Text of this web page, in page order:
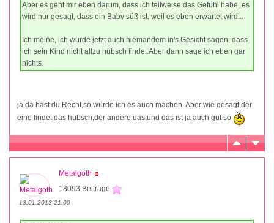
Aber es geht mir eben darum, dass ich teilweise das Gefühl habe, es
wird nur gesagt, dass ein Baby süß ist, weil es eben erwartet wird...
Ich meine, ich würde jetzt auch niemandem in's Gesicht sagen, dass
ich sein Kind nicht allzu hübsch finde..Aber dann sage ich eben gar
nichts.
ja,da hast du Recht,so würde ich es auch machen. Aber wie gesagt,der
eine findet das hübsch,der andere das,und das ist ja auch gut so
Metalgoth
18093 Beiträge
13.01.2013 21:00